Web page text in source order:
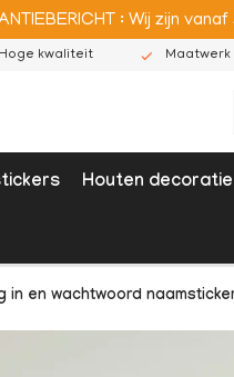
: Wij zijn
Hoge kwaliteit
Houten decoratie
in en wachtwoord